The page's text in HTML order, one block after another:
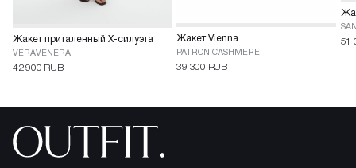
Жакет приталенный X-силуэта
VERAVENERA
42 900 RUB
Жакет Vienna
PATRON CASHMERE
39 300 RUB
51